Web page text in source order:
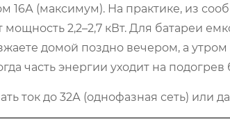
16А (максимум). На практике, из
2,2–2,7 кВт. Для батареи
домой поздно вечером, а
часть энергии уходит на подогрев
ток до 32А (однофазная сеть) или